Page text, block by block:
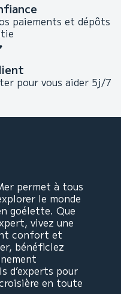
paiements et dépôts
pour vous aider 5j/7
permet à tous
le monde
goélette. Que
vivez une
confort et
bénéficiez
d’experts pour
en toute